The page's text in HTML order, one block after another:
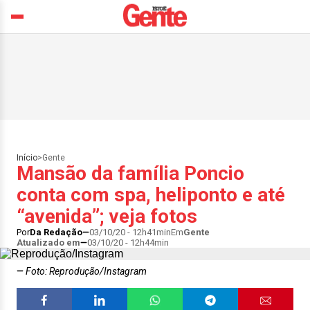
Início>Gente
Mansão da família Poncio
conta com spa, heliponto e até
“avenida”; veja fotos
PorDa Redação 03/10/20 - 12h41minEmGente
Atualizado em
03/10/20 - 12h44min
Foto: Reprodução/Instagram